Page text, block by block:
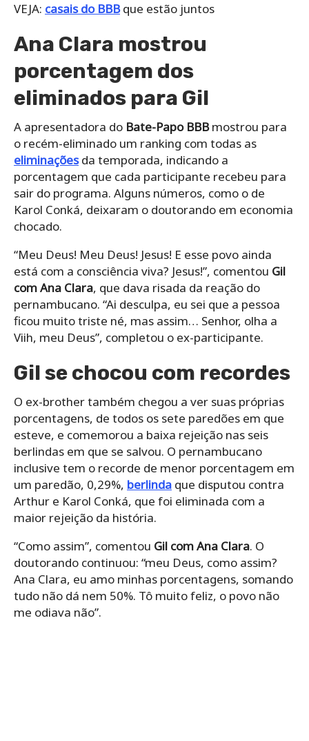
VEJA: casais do BBBque estão juntos
Ana Clara mostrou
porcentagem dos
eliminados para Gil
A apresentadora do Bate-Papo BBBmostrou para
o recém-eliminado um ranking com todas as
eliminaçõesda temporada, indicando a
porcentagem que cada participante recebeu para
sair do programa. Alguns números, como o de
Karol Conká, deixaram o doutorando em economia
chocado.
“Meu Deus! Meu Deus! Jesus! E esse povo ainda
está com a consciência viva? Jesus!”, comentou Gil
com Ana Clara, que dava risada da reação do
pernambucano. “Ai desculpa, eu sei que a pessoa
ficou muito triste né, mas assim… Senhor, olha a
Viih, meu Deus”, completou o ex-participante.
Gil se chocou com recordes
O ex-brother também chegou a ver suas próprias
porcentagens, de todos os sete paredões em que
esteve, e comemorou a baixa rejeição nas seis
berlindas em que se salvou. O pernambucano
inclusive tem o recorde de menor porcentagem em
um paredão, 0,29%, berlinda que disputou contra
Arthur e Karol Conká, que foi eliminada com a
maior rejeição da história.
“Como assim”, comentou Gil com Ana Clara. O
doutorando continuou: “meu Deus, como assim?
Ana Clara, eu amo minhas porcentagens, somando
tudo não dá nem 50%. Tô muito feliz, o povo não
me odiava não”.